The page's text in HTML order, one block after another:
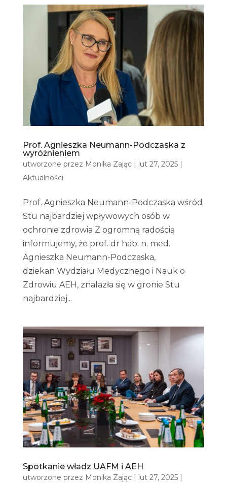
Prof. Agnieszka Neumann-Podczaska z
wyróżnieniem
utworzone przez Monika Zając| lut 27, 2025|
Aktualności
Prof. Agnieszka Neumann-Podczaska wśród
Stu najbardziej wpływowych osób w
ochronie zdrowia Z ogromną radością
informujemy, że prof. dr hab. n. med.
Agnieszka Neumann-Podczaska,
dziekan Wydziału Medycznego i Nauk o
Zdrowiu AEH, znalazła się w gronie Stu
najbardziej...
Spotkanie władz UAFM i AEH
utworzone przez Monika Zając| lut 27, 2025|